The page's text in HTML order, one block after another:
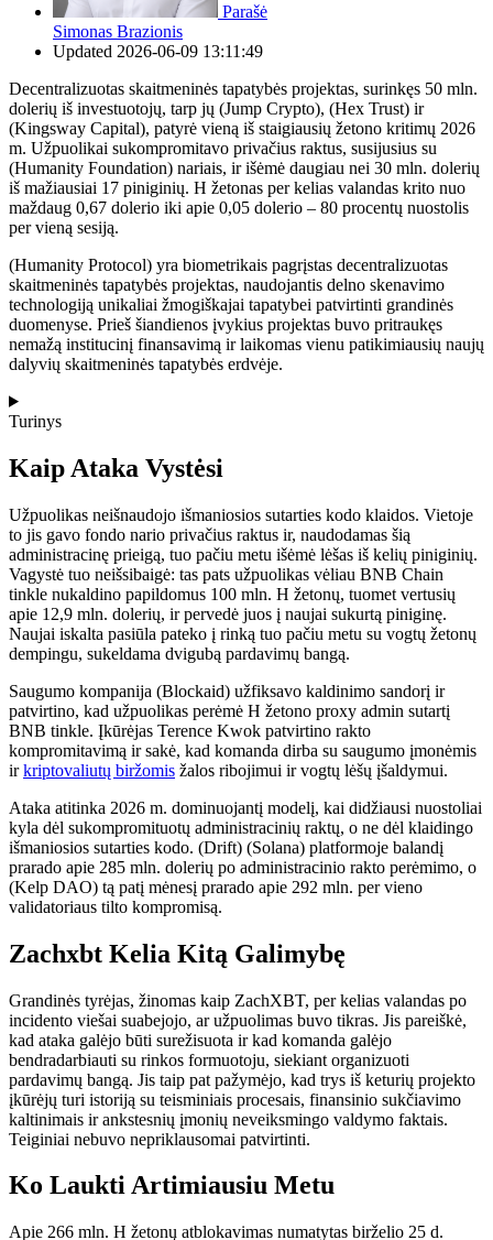
Parašė
Simonas Brazionis
Updated 2026-06-09 13:11:49
Decentralizuotas skaitmeninės tapatybės projektas, surinkęs 50 mln.
dolerių iš investuotojų, tarp jų (Jump Crypto), (Hex Trust) ir
(Kingsway Capital), patyrė vieną iš staigiausių žetono kritimų 2026
m. Užpuolikai sukompromitavo privačius raktus, susijusius su
(Humanity Foundation) nariais, ir išėmė daugiau nei 30 mln. dolerių
iš mažiausiai 17 piniginių. H žetonas per kelias valandas krito nuo
maždaug 0,67 dolerio iki apie 0,05 dolerio – 80 procentų nuostolis
per vieną sesiją.
(Humanity Protocol) yra biometrikais pagrįstas decentralizuotas
skaitmeninės tapatybės projektas, naudojantis delno skenavimo
technologiją unikaliai žmogiškajai tapatybei patvirtinti grandinės
duomenyse. Prieš šiandienos įvykius projektas buvo pritraukęs
nemažą institucinį finansavimą ir laikomas vienu patikimiausių naujų
dalyvių skaitmeninės tapatybės erdvėje.
Turinys
Kaip Ataka Vystėsi
Užpuolikas neišnaudojo išmaniosios sutarties kodo klaidos. Vietoje
to jis gavo fondo nario privačius raktus ir, naudodamas šią
administracinę prieigą, tuo pačiu metu išėmė lėšas iš kelių piniginių.
Vagystė tuo neišsibaigė: tas pats užpuolikas vėliau BNB Chain
tinkle nukaldino papildomus 100 mln. H žetonų, tuomet vertusių
apie 12,9 mln. dolerių, ir pervedė juos į naujai sukurtą piniginę.
Naujai iskalta pasiūla pateko į rinką tuo pačiu metu su vogtų žetonų
dempingu, sukeldama dvigubą pardavimų bangą.
Saugumo kompanija (Blockaid) užfiksavo kaldinimo sandorį ir
patvirtino, kad užpuolikas perėmė H žetono proxy admin sutartį
BNB tinkle. Įkūrėjas Terence Kwok patvirtino rakto
kompromitavimą ir sakė, kad komanda dirba su saugumo įmonėmis
irkriptovaliutų biržomis žalos ribojimui ir vogtų lėšų įšaldymui.
Ataka atitinka 2026 m. dominuojantį modelį, kai didžiausi nuostoliai
kyla dėl sukompromituotų administracinių raktų, o ne dėl klaidingo
išmaniosios sutarties kodo. (Drift) (Solana) platformoje balandį
prarado apie 285 mln. dolerių po administracinio rakto perėmimo, o
(Kelp DAO) tą patį mėnesį prarado apie 292 mln. per vieno
validatoriaus tilto kompromisą.
Zachxbt Kelia Kitą Galimybę
Grandinės tyrėjas, žinomas kaip ZachXBT, per kelias valandas po
incidento viešai suabejojo, ar užpuolimas buvo tikras. Jis pareiškė,
kad ataka galėjo būti surežisuota ir kad komanda galėjo
bendradarbiauti su rinkos formuotoju, siekiant organizuoti
pardavimų bangą. Jis taip pat pažymėjo, kad trys iš keturių projekto
įkūrėjų turi istoriją su teisminiais procesais, finansinio sukčiavimo
kaltinimais ir ankstesnių įmonių neveiksmingo valdymo faktais.
Teiginiai nebuvo nepriklausomai patvirtinti.
Ko Laukti Artimiausiu Metu
Apie 266 mln. H žetonų atblokavimas numatytas birželio 25 d.